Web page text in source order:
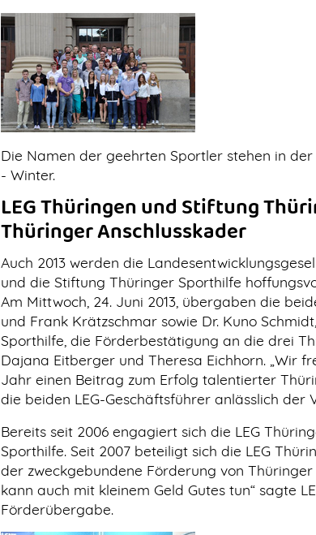
Die Namen der geehrten Sportler stehen in
- Winter.
LEG Thüringen und Stiftung
Thüringer Anschlusskader
Auch 2013 werden die
und die Stiftung Thüringer Sporthilfe
Am Mittwoch, 24. Juni 2013, übergaben die
und Frank Krätzschmar sowie Dr. Kuno
Sporthilfe, die Förderbestätigung an die drei
Dajana Eitberger und Theresa Eichhorn. „Wir
Jahr einen Beitrag zum Erfolg talentierter
die beiden LEG-Geschäftsführer anlässlich der
Bereits seit 2006 engagiert sich die LEG
Sporthilfe. Seit 2007 beteiligt sich die LEG
der zweckgebundene Förderung von
kann auch mit kleinem Geld Gutes tun“ sagte
Förderübergabe.